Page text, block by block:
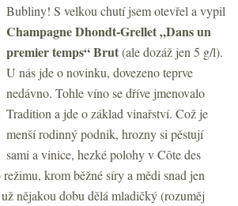
Bubliny! S velkou chutí jsem otevřel a vypil
Champagne Dhondt-Grellet „Dans un
premier temps“ Brut(ale dozáž jen 5 g/l).
U nás jde o novinku, dovezeno teprve
nedávno. Tohle víno se dříve jmenovalo
Tradition a jde o základ vinařství. Což je
menší rodinný podnik, hrozny si pěstují
sami a vinice, hezké polohy v Côte des
krom běžné síry a mědi snad jen
nějakou dobu dělá mladičký (rozuměj